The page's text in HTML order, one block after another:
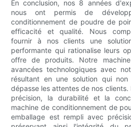
En conclusion, nos 8 années
nous ont permis de
conditionnement de poudre de
efficacité et qualité. Nous
fournir à nos clients une
performante qui rationalise leurs
offre de produits. Notre
avancées technologiques avec
résultant en une solution qui non
dépasse les attentes de nos
précision, la durabilité et la
machine de conditionnement de
emballage est rempli avec